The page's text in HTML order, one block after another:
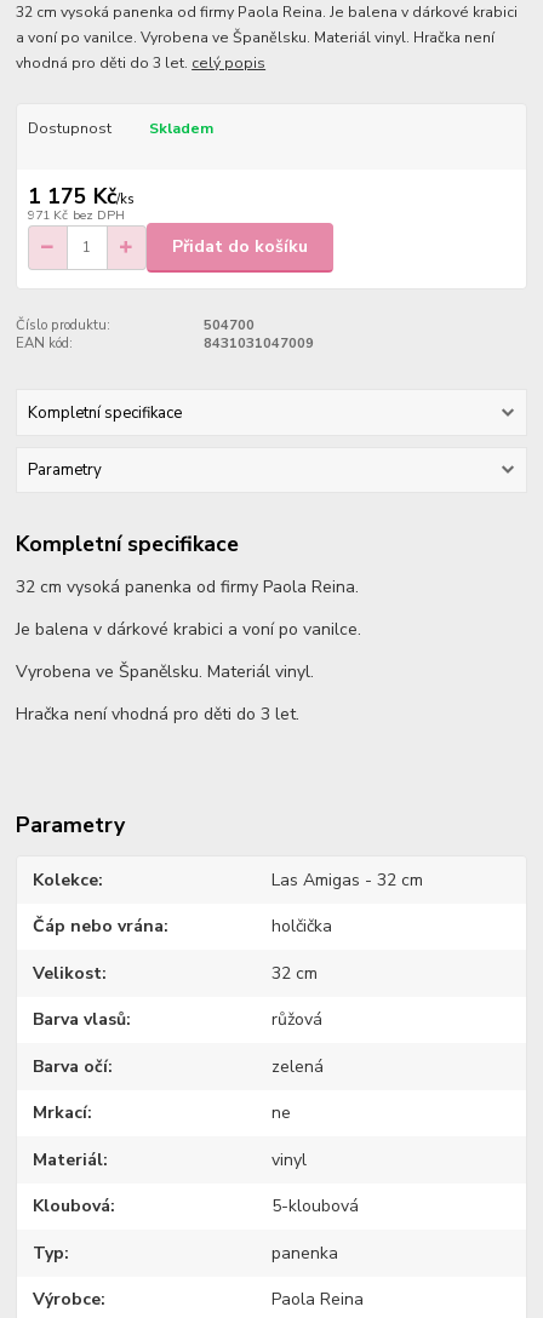
32 cm vysoká panenka od firmy Paola Reina. Je balena v dárkové krabici
a voní po vanilce. Vyrobena ve Španělsku. Materiál vinyl. Hračka není
vhodná pro děti do 3 let. celý popis
Dostupnost Skladem
1 175 Kč/ks
971 Kč bez DPH
Přidat do košíku
Číslo produktu:
504700
EAN kód:
8431031047009
Kompletní specifikace
Parametry
Kompletní specifikace
32 cm vysoká panenka od firmy Paola Reina.
Je balena v dárkové krabici a voní po vanilce.
Vyrobena ve Španělsku. Materiál vinyl.
Hračka není vhodná pro děti do 3 let.
Parametry
Kolekce Las Amigas - 32 cm
Čáp nebo vrána holčička
Velikost 32 cm
Barva vlasů růžová
Barva očí zelená
Mrkací ne
Materiál vinyl
Kloubová 5-kloubová
Typ panenka
Výrobce Paola Reina